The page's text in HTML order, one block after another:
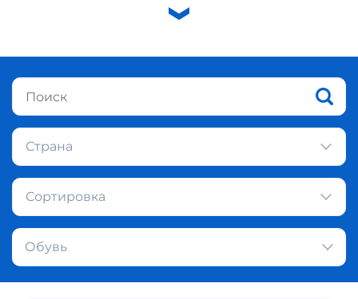
Страна
Сортировка
Обувь